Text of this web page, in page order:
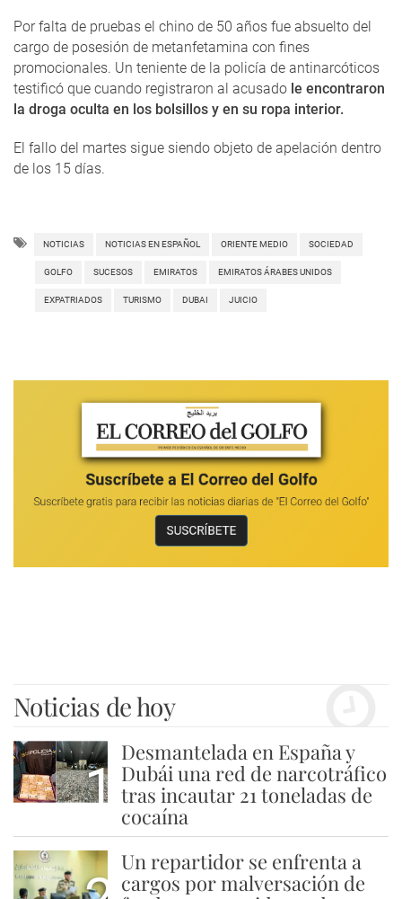
Por falta de pruebas el chino de 50 años fue absuelto del
cargo de posesión de metanfetamina con fines
promocionales. Un teniente de la policía de antinarcóticos
testificó que cuando registraron al acusado le encontraron
la droga oculta en los bolsillos y en su ropa interior.
El fallo del martes sigue siendo objeto de apelación dentro
de los 15 días.
NOTICIAS NOTICIAS EN ESPAÑOL ORIENTE MEDIO SOCIEDAD
GOLFO SUCESOS EMIRATOS EMIRATOS ÁRABES UNIDOS
EXPATRIADOS TURISMO DUBAI JUICIO
Noticias de hoy
1
Desmantelada en España y
Dubái una red de narcotráfico
tras incautar 21 toneladas de
cocaína
Un repartidor se enfrenta a
cargos por malversación de